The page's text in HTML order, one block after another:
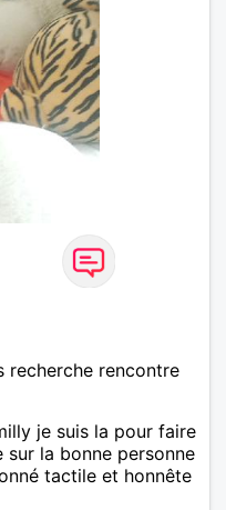
recherche rencontre
je suis la pour faire
la bonne personne
tactile et honnête